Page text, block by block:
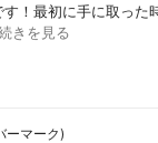
す！最初に手に取った
きを見る
ーマーク)